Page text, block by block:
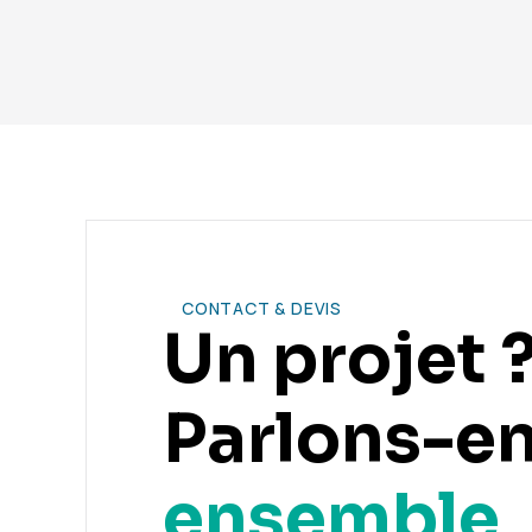
CONTACT & DEVIS
Un projet
Parlons-